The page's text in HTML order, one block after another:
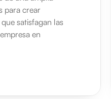
para crear
satisfagan las
en